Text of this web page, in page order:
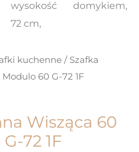
kuchenne / Szafka
60 G-72 1F
Wisząca 60
72 1F